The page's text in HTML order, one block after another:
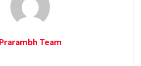
Prarambh Team